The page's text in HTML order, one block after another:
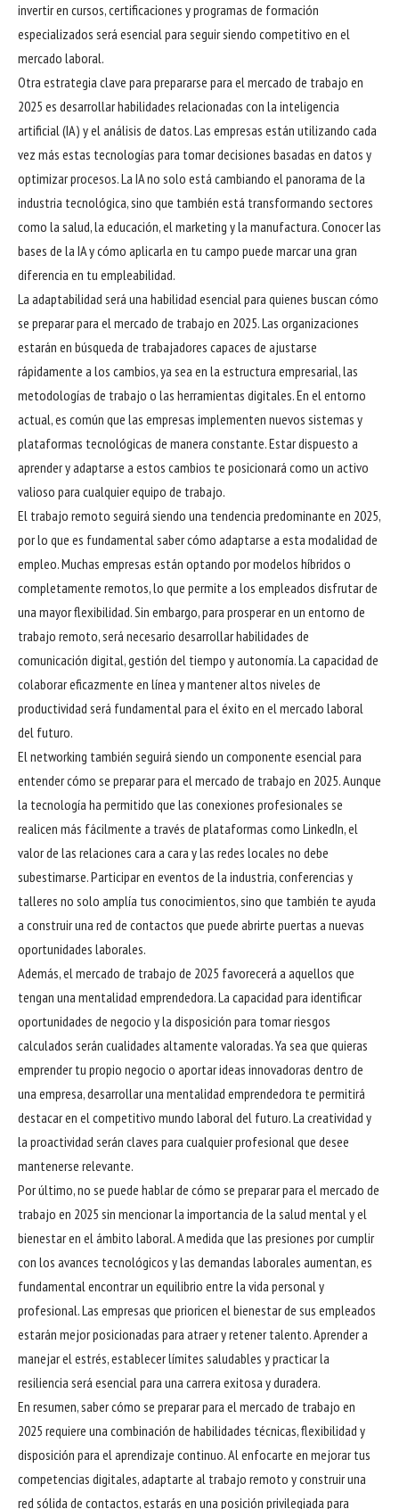
invertir en cursos, certificaciones y programas de formación
especializados será esencial para seguir siendo competitivo en el
mercado laboral.
Otra estrategia clave para prepararse para el mercado de trabajo en
2025 es desarrollar habilidades relacionadas con la inteligencia
artificial (IA) y el análisis de datos. Las empresas están utilizando cada
vez más estas tecnologías para tomar decisiones basadas en datos y
optimizar procesos. La IA no solo está cambiando el panorama de la
industria tecnológica, sino que también está transformando sectores
como la salud, la educación, el marketing y la manufactura. Conocer las
bases de la IA y cómo aplicarla en tu campo puede marcar una gran
diferencia en tu empleabilidad.
La adaptabilidad será una habilidad esencial para quienes buscan cómo
se preparar para el mercado de trabajo en 2025. Las organizaciones
estarán en búsqueda de trabajadores capaces de ajustarse
rápidamente a los cambios, ya sea en la estructura empresarial, las
metodologías de trabajo o las herramientas digitales. En el entorno
actual, es común que las empresas implementen nuevos sistemas y
plataformas tecnológicas de manera constante. Estar dispuesto a
aprender y adaptarse a estos cambios te posicionará como un activo
valioso para cualquier equipo de trabajo.
El trabajo remoto seguirá siendo una tendencia predominante en 2025,
por lo que es fundamental saber cómo adaptarse a esta modalidad de
empleo. Muchas empresas están optando por modelos híbridos o
completamente remotos, lo que permite a los empleados disfrutar de
una mayor flexibilidad. Sin embargo, para prosperar en un entorno de
trabajo remoto, será necesario desarrollar habilidades de
comunicación digital, gestión del tiempo y autonomía. La capacidad de
colaborar eficazmente en línea y mantener altos niveles de
productividad será fundamental para el éxito en el mercado laboral
del futuro.
El networking también seguirá siendo un componente esencial para
entender cómo se preparar para el mercado de trabajo en 2025. Aunque
la tecnología ha permitido que las conexiones profesionales se
realicen más fácilmente a través de plataformas como LinkedIn, el
valor de las relaciones cara a cara y las redes locales no debe
subestimarse. Participar en eventos de la industria, conferencias y
talleres no solo amplía tus conocimientos, sino que también te ayuda
a construir una red de contactos que puede abrirte puertas a nuevas
oportunidades laborales.
Además, el mercado de trabajo de 2025 favorecerá a aquellos que
tengan una mentalidad emprendedora. La capacidad para identificar
oportunidades de negocio y la disposición para tomar riesgos
calculados serán cualidades altamente valoradas. Ya sea que quieras
emprender tu propio negocio o aportar ideas innovadoras dentro de
una empresa, desarrollar una mentalidad emprendedora te permitirá
destacar en el competitivo mundo laboral del futuro. La creatividad y
la proactividad serán claves para cualquier profesional que desee
mantenerse relevante.
Por último, no se puede hablar de cómo se preparar para el mercado de
trabajo en 2025 sin mencionar la importancia de la salud mental y el
bienestar en el ámbito laboral. A medida que las presiones por cumplir
con los avances tecnológicos y las demandas laborales aumentan, es
fundamental encontrar un equilibrio entre la vida personal y
profesional. Las empresas que prioricen el bienestar de sus empleados
estarán mejor posicionadas para atraer y retener talento. Aprender a
manejar el estrés, establecer límites saludables y practicar la
resiliencia será esencial para una carrera exitosa y duradera.
En resumen, saber cómo se preparar para el mercado de trabajo en
2025 requiere una combinación de habilidades técnicas, flexibilidad y
disposición para el aprendizaje continuo. Al enfocarte en mejorar tus
competencias digitales, adaptarte al trabajo remoto y construir una
red sólida de contactos, estarás en una posición privilegiada para